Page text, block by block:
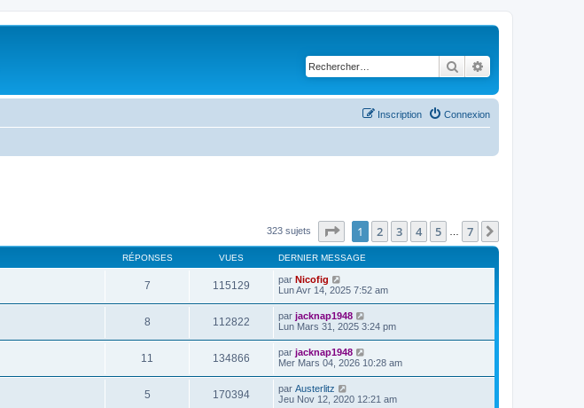
Rechercher
Connexion
Inscription
323 sujets Page sur7
1 2 3 4 5 7
RÉPONSES VUES DERNIER MESSAGE
7 115129 par Nicofig
Lun Avr 14, 2025 7:52 am
8 112822 par jacknap1948
Lun Mars 31, 2025 3:24 pm
11 134866 par jacknap1948
Mer Mars 04, 2026 10:28 am
5 170394 par Austerlitz
Jeu Nov 12, 2020 12:21 am